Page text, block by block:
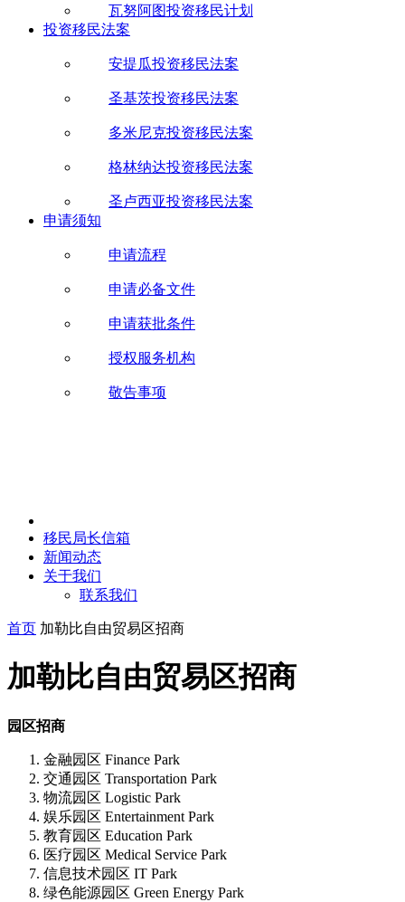
瓦努阿图投资移民计划
投资移民法案
安提瓜投资移民法案
圣基茨投资移民法案
多米尼克投资移民法案
格林纳达投资移民法案
圣卢西亚投资移民法案
申请须知
申请流程
申请必备文件
申请获批条件
授权服务机构
敬告事项
移民局长信箱
新闻动态
关于我们
联系我们
首页 加勒比自由贸易区招商
加勒比自由贸易区招商
园区招商
金融园区 Finance Park
交通园区 Transportation Park
物流园区 Logistic Park
娱乐园区 Entertainment Park
教育园区 Education Park
医疗园区 Medical Service Park
信息技术园区 IT Park
绿色能源园区 Green Energy Park